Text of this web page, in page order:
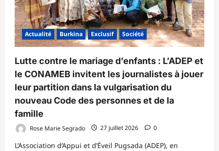
Actualité Burkina Exclusif Société
Lutte contre le mariage d’enfants : L’ADEP et
le CONAMEB invitent les journalistes à jouer
leur partition dans la vulgarisation du
nouveau Code des personnes et de la
famille
Rose Marie Segrado 27 juillet 2026 0
L’Association d’Appui et d’Éveil Pugsada (ADEP), en